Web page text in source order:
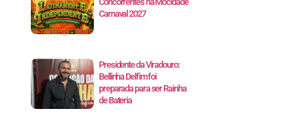
Carnaval 2027
Presidente da Viradouro:
Bellinha Delfim foi
preparada para ser Rainha
de Bateria